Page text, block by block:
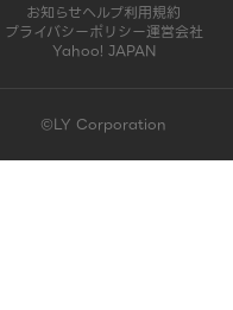
お知らせヘルプ利用規約
プライバシーポリシー運営会社
Yahoo! JAPAN
©LY Corporation
載が終了しました | LINE